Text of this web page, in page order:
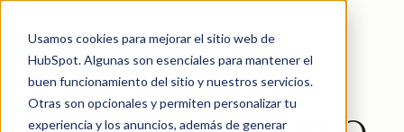
Usamos cookies para mejorar el sitio web de
HubSpot. Algunas son esenciales para mantener el
buen funcionamiento del sitio y nuestros servicios.
Otras son opcionales y permiten personalizar tu
experiencia y los anuncios, además de generar